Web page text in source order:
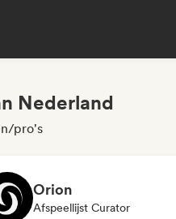
Nederland
pro's
Orion
Afspeellijst Curator